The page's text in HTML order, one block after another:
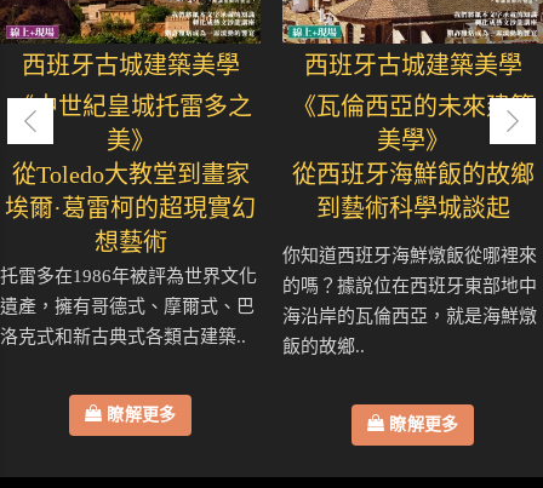
西班牙古城建築美學
《中世紀皇城托雷多之
美》
從Toledo大教堂到畫家
埃爾·葛雷柯的超現實幻
想藝術
托雷多在1986年被評為世界文化
遺產，擁有哥德式、摩爾式、巴
洛克式和新古典式各類古建築..
瞭解更多
西班牙古城建築美學
《瓦倫西亞的未來建築
美學》
從西班牙海鮮飯的故鄉
到藝術科學城談起
你知道西班牙海鮮燉飯從哪裡來
的嗎？據說位在西班牙東部地中
海沿岸的瓦倫西亞，就是海鮮燉
飯的故鄉..
瞭解更多